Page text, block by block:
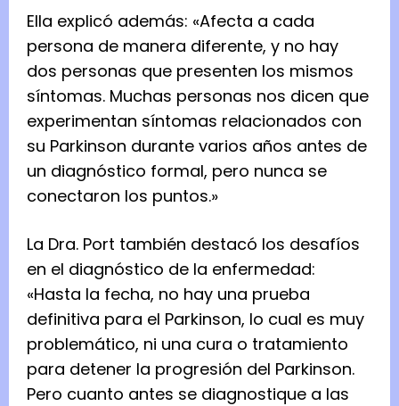
Ella explicó además: «Afecta a cada
persona de manera diferente, y no hay
dos personas que presenten los mismos
síntomas. Muchas personas nos dicen que
experimentan síntomas relacionados con
su Parkinson durante varios años antes de
un diagnóstico formal, pero nunca se
conectaron los puntos.»
La Dra. Port también destacó los desafíos
en el diagnóstico de la enfermedad:
«Hasta la fecha, no hay una prueba
definitiva para el Parkinson, lo cual es muy
problemático, ni una cura o tratamiento
para detener la progresión del Parkinson.
Pero cuanto antes se diagnostique a las